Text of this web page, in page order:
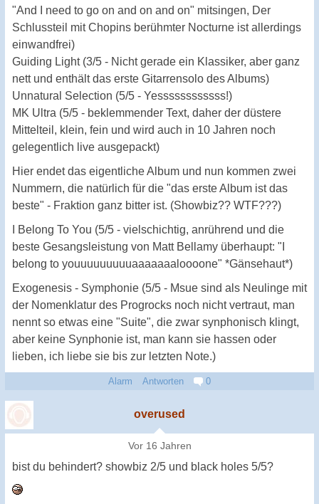
"And I need to go on and on and on" mitsingen, Der
Schlussteil mit Chopins berühmter Nocturne ist allerdings
einwandfrei)
Guiding Light (3/5 - Nicht gerade ein Klassiker, aber ganz
nett und enthält das erste Gitarrensolo des Albums)
Unnatural Selection (5/5 - Yessssssssssss!)
MK Ultra (5/5 - beklemmender Text, daher der düstere
Mittelteil, klein, fein und wird auch in 10 Jahren noch
gelegentlich live ausgepackt)
Hier endet das eigentliche Album und nun kommen zwei
Nummern, die natürlich für die "das erste Album ist das
beste" - Fraktion ganz bitter ist. (Showbiz?? WTF???)
I Belong To You (5/5 - vielschichtig, anrührend und die
beste Gesangsleistung von Matt Bellamy überhaupt: "I
belong to youuuuuuuuuaaaaaaaloooone" *Gänsehaut*)
Exogenesis - Symphonie (5/5 - Msue sind als Neulinge mit
der Nomenklatur des Progrocks noch nicht vertraut, man
nennt so etwas eine "Suite", die zwar synphonisch klingt,
aber keine Synphonie ist, man kann sie hassen oder
lieben, ich liebe sie bis zur letzten Note.)
Alarm Antworten 0
overused
Vor 16 Jahren
bist du behindert? showbiz 2/5 und black holes 5/5?